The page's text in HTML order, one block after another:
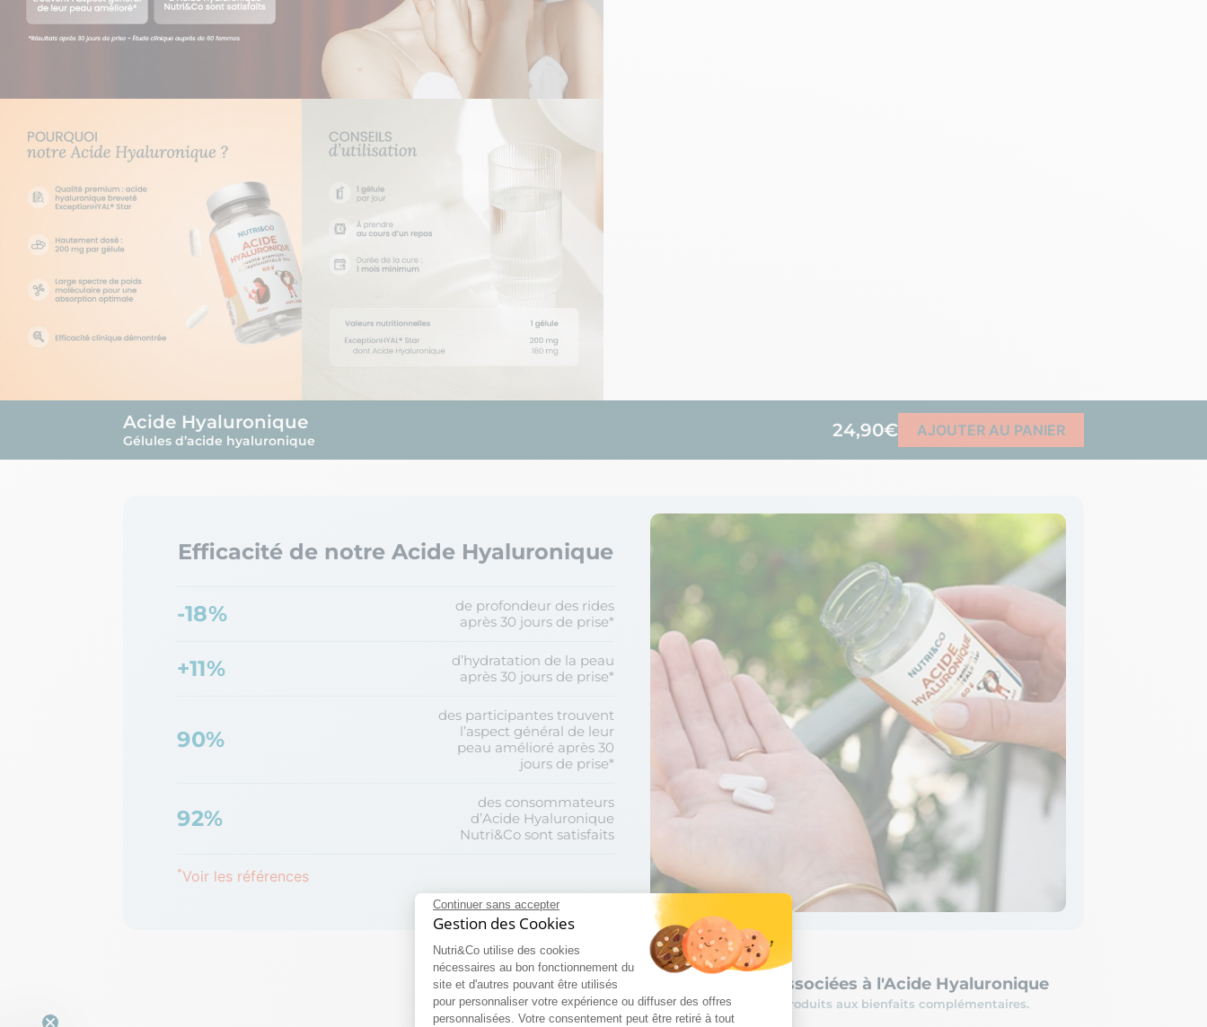
Continuer sans accepter
Gestion des Cookies
Nutri&Co utilise des cookies
nécessaires au bon fonctionnement du
site et d'autres pouvant être utilisés
pour personnaliser votre expérience ou diffuser des offres
personnalisées. Votre consentement peut être retiré à tout
Acide Hyaluronique
Gélules d’acide hyaluronique 24,90€ AJOUTER AU PANIER
Efficacité de notre Acide Hyaluronique
-18%
de profondeur des rides
après 30 jours de prise*
+11%
d’hydratation de la peau
après 30 jours de prise*
90%
des participantes trouvent
l’aspect général de leur
peau amélioré après 30
jours de prise*
92%
des consommateurs
d’Acide Hyaluronique
Nutri&Co sont satisfaits
*Voir les références
Les routines associées à l'Acide Hyaluronique
Découvrez nos produits aux bienfaits complémentaires.